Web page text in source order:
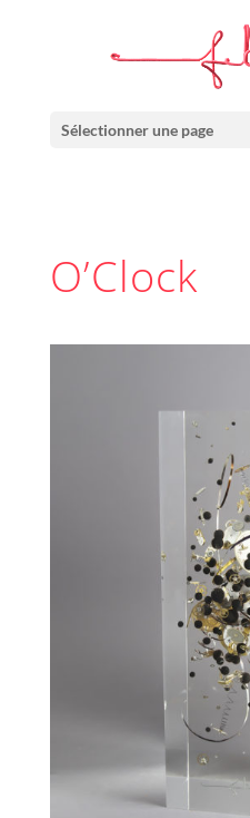
Sélectionner une page
O’Clock